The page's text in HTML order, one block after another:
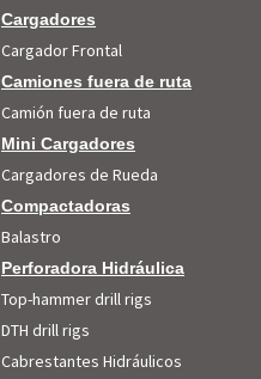
Cargadores
Cargador Frontal
Camiones fuera de ruta
Camión fuera de ruta
Mini Cargadores
Cargadores de Rueda
Compactadoras
Balastro
Perforadora Hidráulica
Top-hammer drill rigs
DTH drill rigs
Cabrestantes Hidráulicos